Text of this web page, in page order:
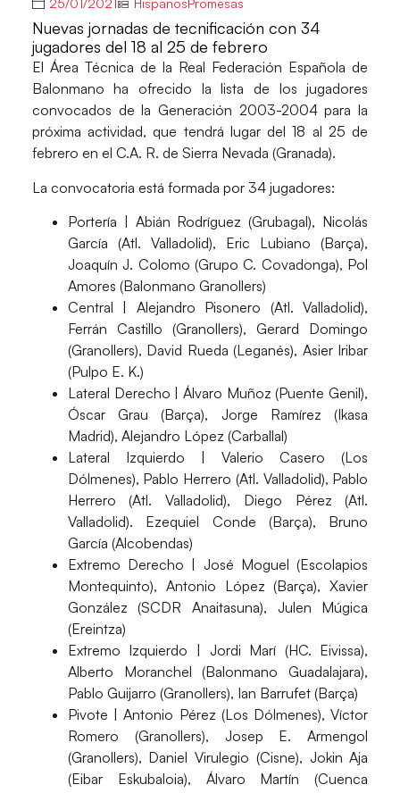
Nuevas jornadas de tecnificación con 34
jugadores del 18 al 25 de febrero
El Área Técnica de la Real Federación Española de
Balonmano ha ofrecido la lista de los jugadores
convocados de la Generación 2003-2004 para la
próxima actividad, que tendrá lugar del 18 al 25 de
febrero en el C.A. R. de Sierra Nevada (Granada).
La convocatoria está formada por 34 jugadores:
Portería | Abián Rodríguez (Grubagal), Nicolás
García (Atl. Valladolid), Eric Lubiano (Barça),
Joaquín J. Colomo (Grupo C. Covadonga), Pol
Amores (Balonmano Granollers)
Central | Alejandro Pisonero (Atl. Valladolid),
Ferrán Castillo (Granollers), Gerard Domingo
(Granollers), David Rueda (Leganés), Asier Iribar
(Pulpo E. K.)
Lateral Derecho | Álvaro Muñoz (Puente Genil),
Óscar Grau (Barça), Jorge Ramírez (Ikasa
Madrid), Alejandro López (Carballal)
Lateral Izquierdo | Valerio Casero (Los
Dólmenes), Pablo Herrero (Atl. Valladolid), Pablo
Herrero (Atl. Valladolid), Diego Pérez (Atl.
Valladolid). Ezequiel Conde (Barça), Bruno
García (Alcobendas)
Extremo Derecho | José Moguel (Escolapios
Montequinto), Antonio López (Barça), Xavier
González (SCDR Anaitasuna), Julen Múgica
(Ereintza)
Extremo Izquierdo | Jordi Marí (HC. Eivissa),
Alberto Moranchel (Balonmano Guadalajara),
Pablo Guijarro (Granollers), Ian Barrufet (Barça)
Pivote | Antonio Pérez (Los Dólmenes), Víctor
Romero (Granollers), Josep E. Armengol
(Granollers), Daniel Virulegio (Cisne), Jokin Aja
(Eibar Eskubaloia), Álvaro Martín (Cuenca